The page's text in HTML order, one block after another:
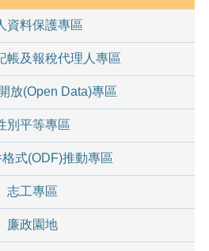
資料保護專區
帳及報稅代理人專區
放(Open Data)專區
別平等專區
式(ODF)推動專區
志工專區
廉政園地